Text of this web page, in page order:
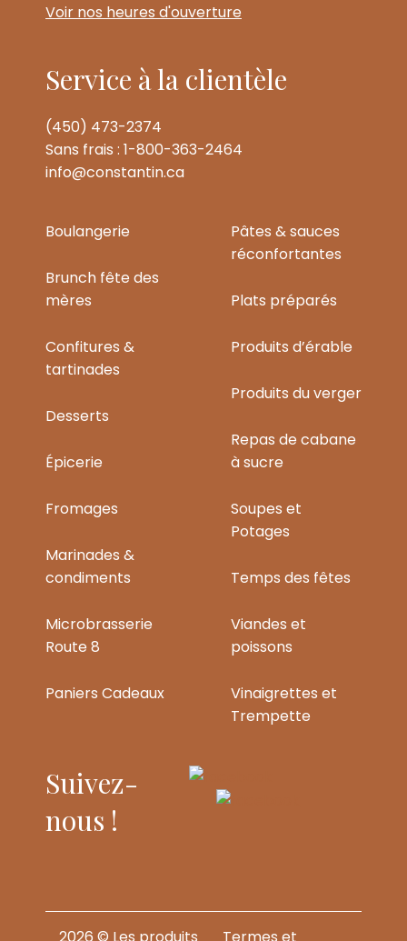
Voir nos heures d'ouverture
Service à la clientèle
(450) 473-2374
Sans frais : 1-800-363-2464
info@constantin.ca
Boulangerie
Brunch fête des
mères
Confitures &
tartinades
Desserts
Épicerie
Fromages
Marinades &
condiments
Microbrasserie
Route 8
Paniers Cadeaux
Pâtes & sauces
réconfortantes
Plats préparés
Produits d’érable
Produits du verger
Repas de cabane
à sucre
Soupes et
Potages
Temps des fêtes
Viandes et
poissons
Vinaigrettes et
Trempette
Suivez-
nous !